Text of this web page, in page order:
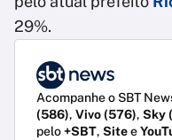
29%.
Acompanhe o SBT
(586), Vivo (576), Sky
pelo+SBT, Sitee